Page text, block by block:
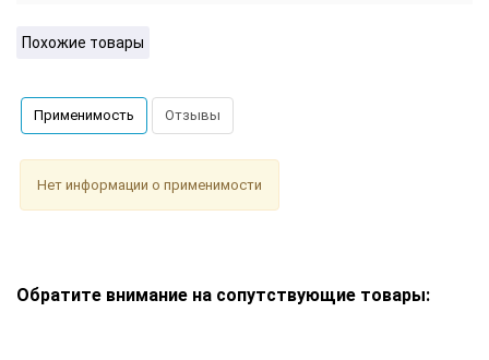
Похожие товары
Применимость Отзывы
Нет информации о применимости
Обратите внимание на сопутствующие товары: